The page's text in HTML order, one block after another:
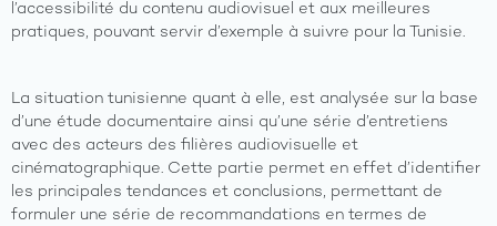
propos
l’accessibilité du contenu audiovisuel et aux meilleures
pratiques, pouvant servir d’exemple à suivre pour la Tunisie.
La situation tunisienne quant à elle, est analysée sur la base
d’une étude documentaire ainsi qu’une série d’entretiens
avec des acteurs des filières audiovisuelle et
cinématographique. Cette partie permet en effet d’identifier
les principales tendances et conclusions, permettant de
formuler une série de recommandations en termes de